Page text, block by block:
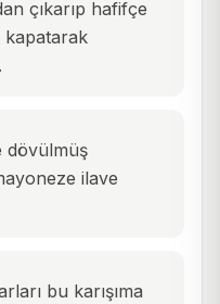
çıkarıp hafifçe
kapatarak
dövülmüş
ilave
bu karışıma